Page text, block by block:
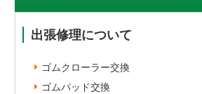
出張修理について
ゴムクローラー交換
ゴムパッド交換